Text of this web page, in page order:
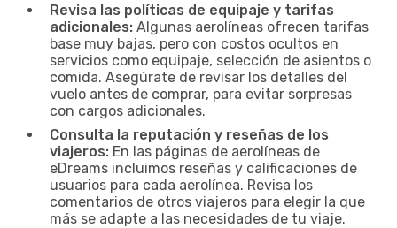
Revisa las políticas de equipaje y tarifas
adicionales: Algunas aerolíneas ofrecen tarifas
base muy bajas, pero con costos ocultos en
servicios como equipaje, selección de asientos o
comida. Asegúrate de revisar los detalles del
vuelo antes de comprar, para evitar sorpresas
con cargos adicionales.
Consulta la reputación y reseñas de los
viajeros: En las páginas de aerolíneas de
eDreams incluimos reseñas y calificaciones de
usuarios para cada aerolínea. Revisa los
comentarios de otros viajeros para elegir la que
más se adapte a las necesidades de tu viaje.